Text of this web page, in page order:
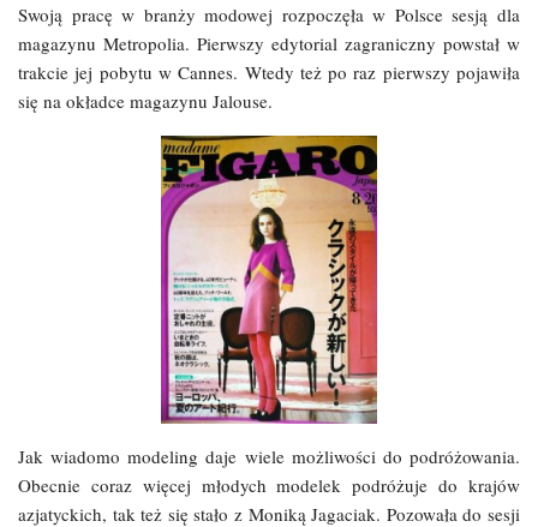
Swoją pracę w branży modowej rozpoczęła w Polsce sesją dla
magazynu Metropolia. Pierwszy edytorial zagraniczny powstał w
trakcie jej pobytu w Cannes. Wtedy też po raz pierwszy pojawiła
się na okładce magazynu Jalouse.
Jak wiadomo modeling daje wiele możliwości do podróżowania.
Obecnie coraz więcej młodych modelek podróżuje do krajów
azjatyckich, tak też się stało z Moniką Jagaciak. Pozowała do sesji